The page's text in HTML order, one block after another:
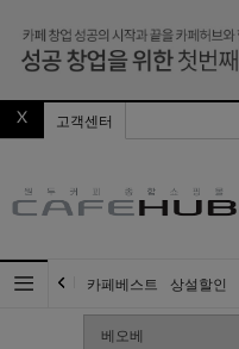
고객센터
카페베스트 상설할인